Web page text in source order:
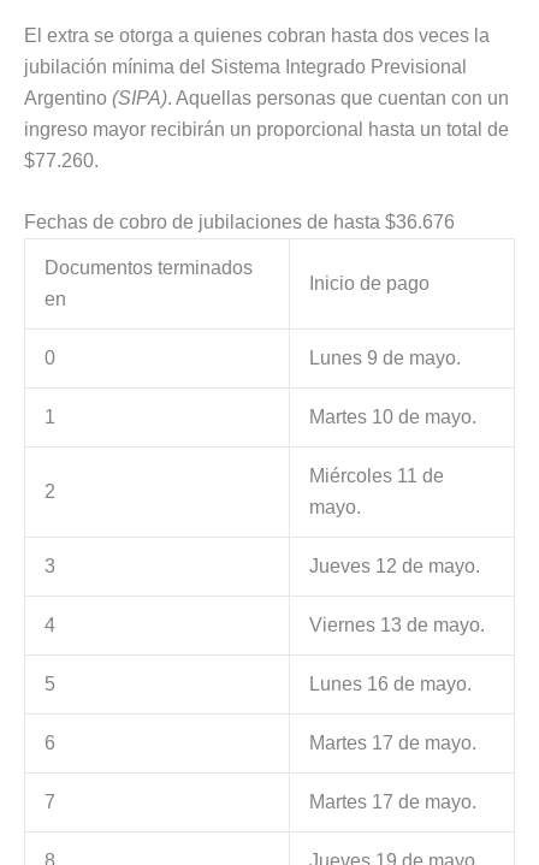
El extra se otorga a quienes cobran hasta dos veces la
jubilación mínima del Sistema Integrado Previsional
Argentino (SIPA). Aquellas personas que cuentan con un
ingreso mayor recibirán un proporcional hasta un total de
$77.260.
Fechas de cobro de jubilaciones de hasta $36.676
Documentos terminados
en
Inicio de pago
0 Lunes 9 de mayo.
1 Martes 10 de mayo.
2
Miércoles 11 de
mayo.
3 Jueves 12 de mayo.
4 Viernes 13 de mayo.
5 Lunes 16 de mayo.
6 Martes 17 de mayo.
7 Martes 17 de mayo.